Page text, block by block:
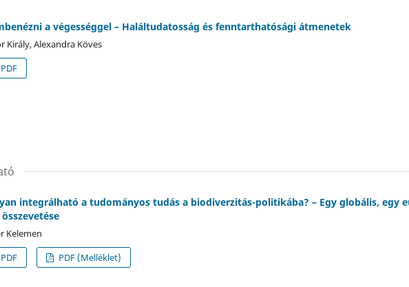
a végességgel – Haláltudatosság és fenntarthatósági átmenetek
Király, Alexandra Köves
PDF
integrálható a tudományos tudás a biodiverzitás-politikába? – Egy globális, egy
Kelemen
PDF
PDF (Melléklet)